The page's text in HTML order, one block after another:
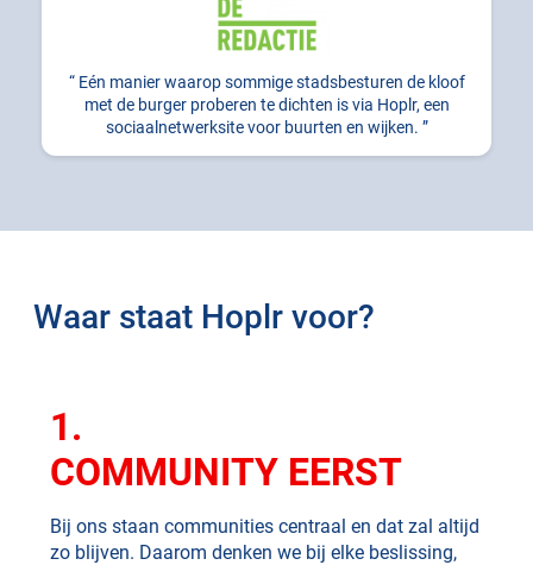
Eén manier waarop sommige stadsbesturen de kloof
met de burger proberen te dichten is via Hoplr, een
sociaalnetwerksite voor buurten en wijken.
Waar staat Hoplr voor?
1.
COMMUNITY EERST
Bij ons staan communities centraal en dat zal altijd
zo blijven. Daarom denken we bij elke beslissing,